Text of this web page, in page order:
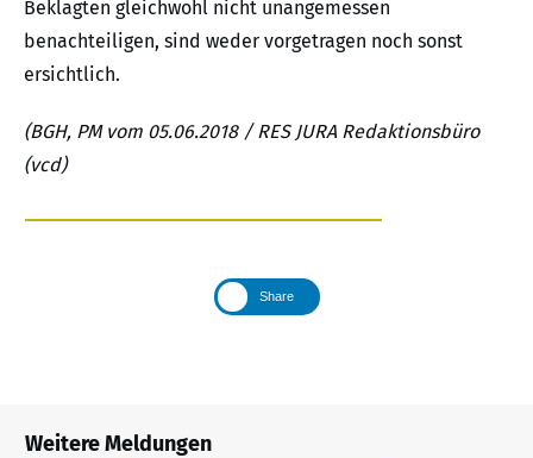
Beklagten gleichwohl nicht unangemessen
benachteiligen, sind weder vorgetragen noch sonst
ersichtlich.
(BGH, PM vom 05.06.2018 / RES JURA Redaktionsbüro
(vcd)
Share
Weitere Meldungen